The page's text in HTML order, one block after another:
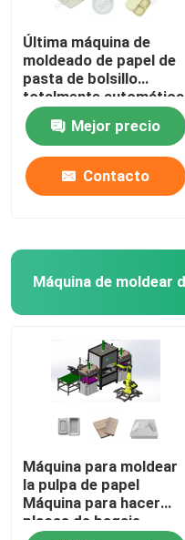
Última máquina de
moldeado de papel de
pasta de bolsillo
totalmente automática
Mejor precio
Contacto
Máquina para moldear
la pulpa de papel
Máquina para hacer
placas de bagaje